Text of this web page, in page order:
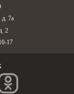
д. 7а
2
17